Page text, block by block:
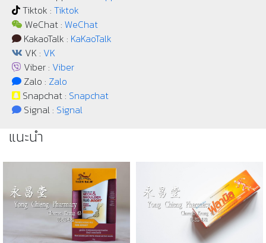
Tiktok : Tiktok
WeChat : WeChat
KakaoTalk : KaKaoTalk
VK : VK
Viber : Viber
Zalo : Zalo
Snapchat : Snapchat
Signal : Signal
แนะนำ